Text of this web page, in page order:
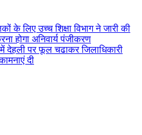
के लिए उच्च शिक्षा विभाग ने जारी की
होगा अनिवार्य पंजीकरण
में देहली पर फूल चढाकर जिलाधिकारी
दी